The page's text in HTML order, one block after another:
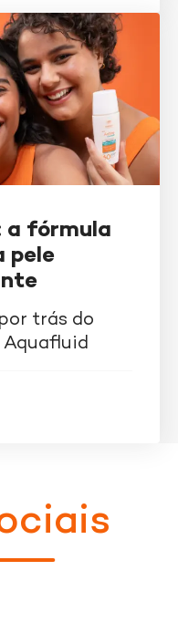
a fórmula
pele
trás do